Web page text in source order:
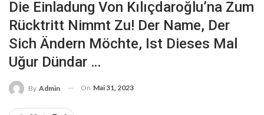
Die Einladung Von Kılıçdaroğlu’na Zum
Rücktritt Nimmt Zu! Der Name, Der
Sich Ändern Möchte, Ist Dieses Mal
Uğur Dündar …
By Admin On Mai 31, 2023